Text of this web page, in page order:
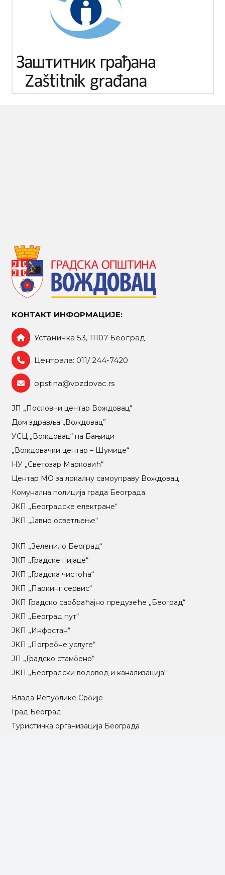
КОНТАКТ ИНФОРМАЦИЈЕ:
Устаничка 53, 11107 Београд
Централа: 011/ 244-7420
opstina@vozdovac.rs
ЈП „Пословни центар Вождовац“
Дом здравља „Вождовац”
УСЦ „Вождовац“ на Бањици
„Вождовачки центар – Шумице“
НУ „Светозар Марковић“
Центар МO за локалну самоуправу Вождовац
Комунална полиција града Београда
ЈКП „Београдске електране“
ЈКП „Јавно осветљење“
ЈКП „Зеленило Београд“
ЈКП „Градске пијаце“
ЈКП „Градска чистоћа“
ЈКП „Паркинг сервис“
ЈКП Градско саобраћајно предузеће „Београд“
ЈКП „Београд пут“
ЈКП „Инфостан“
ЈКП „Погребне услуге“
ЈП „Градско стамбено“
ЈКП „Београдски водовод и канализација“
Влада Републике Србије
Град Београд
Туристичка организација Београда